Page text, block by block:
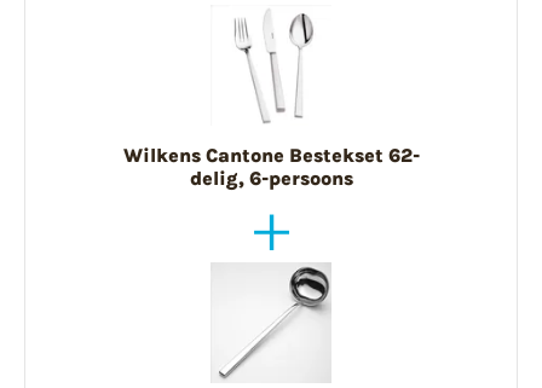
Wilkens Cantone Bestekset 62-
delig, 6-persoons